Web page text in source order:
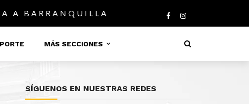
A BARRANQUILLA
MÁS SECCIONES
SÍGUENOS EN NUESTRAS REDES